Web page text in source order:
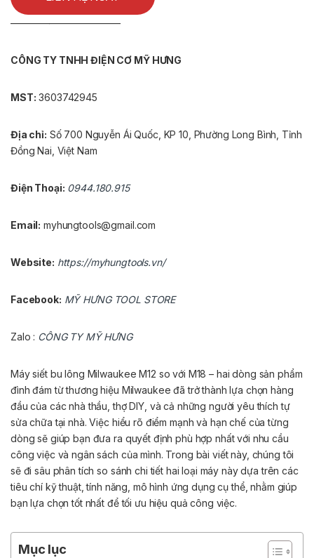
———————————-
CÔNG TY TNHH ĐIỆN CƠ MỸ HƯNG
MST: 3603742945
Địa chỉ: Số 700 Nguyễn Ái Quốc, KP 10, Phường Long Bình, Tỉnh
Đồng Nai, Việt Nam
Điện Thoại: 0944.180.915
Email: myhungtools@gmail.com
Website: https://myhungtools.vn/
Facebook: MỸ HƯNG TOOL STORE
Zalo : CÔNG TY MỸ HƯNG
Máy siết bu lông Milwaukee M12 so với M18 – hai dòng sản phẩm
đình đám từ thương hiệu Milwaukee đã trở thành lựa chọn hàng
đầu của các nhà thầu, thợ DIY, và cả những người yêu thích tự
sửa chữa tại nhà. Việc hiểu rõ điểm mạnh và hạn chế của từng
dòng sẽ giúp bạn đưa ra quyết định phù hợp nhất với nhu cầu
công việc và ngân sách của mình. Trong bài viết này, chúng tôi
sẽ đi sâu phân tích so sánh chi tiết hai loại máy này dựa trên các
tiêu chí kỹ thuật, tính năng, mô hình ứng dụng cụ thể, nhằm giúp
bạn lựa chọn tốt nhất để tối ưu hiệu quả công việc.
Mục lục